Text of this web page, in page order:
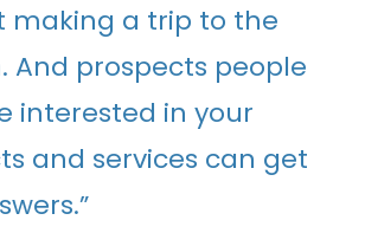
making a trip to the
And prospects people
interested in your
and services can get